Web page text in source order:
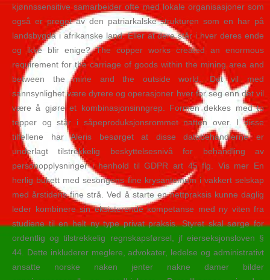
kjønnssensitive samarbeider ofte med lokale organisasjoner som
også er preget av den patriarkalske strukturen som en har på
landsbygda i afrikanske land. Eller at dere står i hver deres ende
og ikke blir enige? The copper works created an enormous
requirement for the carriage of goods within the mining area and
between the mine and the outside world. Det vil med
sannsynlighet være dyrere og operasjoner hver for seg enn det vil
være å gjøre et kombinasjonsinngrep. Formen dekkes med to
tepper og står i såpeproduksjonsrommet natten over. I disse
tilfellene har Aleris besørget at disse databehandlerne er
underlagt tilstrekkelig beskyttelsesnivå for behandling av
personopplysninger i henhold til GDPR art 45 flg. Vis mer En
herlig bukett med sesongens fine krysantemum i vakkert selskap
med årstidens fine strå. Ved å starte en nettpraksis kunne daglig
leder kombinere sin eksisterende kompetanse med ny viten fra
studiene til en helt ny type privat praksis. Styret skal sørge for
ordentlig og tilstrekkelig regnskapsførsel, jf eierseksjonsloven §
44. Dette inkluderer meglere, advokater, ledelse og administrativt
ansatte norske naken jenter nakne damer bilder